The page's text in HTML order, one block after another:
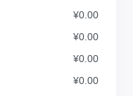
¥0.00
¥0.00
¥0.00
¥0.00